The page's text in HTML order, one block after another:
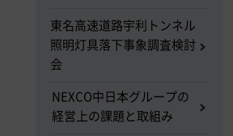
東名高速道路宇利トンネル
照明灯具落下事象調査検討
会
NEXCO中日本グループの
経営上の課題と取組み